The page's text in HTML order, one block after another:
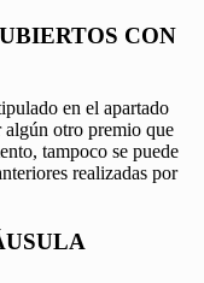
CON
en el apartado
algún otro premio que
tampoco se puede
realizadas por